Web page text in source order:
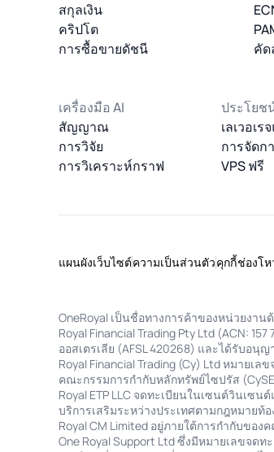
สกุลเงิน
คริปโต
การซื้อขายดัชนี
คัด
เครื่องมือ AI
สัญญาณ
การวิจัย
การวิเคราะห์กราฟ
ประโยช
เลเวอเ
การจัดก
VPS ฟรี
แผนผังเว็บไซต์ความเป็นส่วนตัวคุกกี้ช่องโห
OneRoyal เป็นชื่อทางการค้าของหน่วยงาน
Royal Financial Trading Pty Ltd (ACN:
ออสเตรเลีย (AFSL 420268) และได้รับอ
Royal Financial Trading (Cy) Ltd หมายเ
คณะกรรมการกำกับหลักทรัพย์ไซปรัส
Royal ETP LLC จดทะเบียนในเซนต์วินเซ
บริการเสริมระหว่างประเทศตามกฎหมายท้อ
Royal CM Limited อยู่ภายใต้การกำกับขอ
One Royal Support Ltd ซึ่งมีหมายเลขจดท